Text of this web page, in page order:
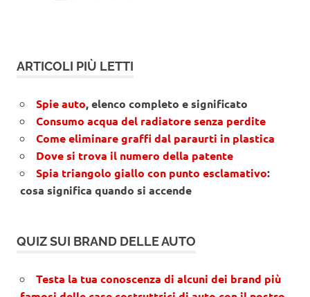
ARTICOLI PIÙ LETTI
Spie auto, elenco completo e significato
Consumo acqua del radiatore senza perdite
Come eliminare graffi dal paraurti in plastica
Dove si trova il numero della patente
Spia triangolo giallo con punto esclamativo:
cosa significa quando si accende
QUIZ SUI BRAND DELLE AUTO
Testa la tua conoscenza di alcuni dei brand più